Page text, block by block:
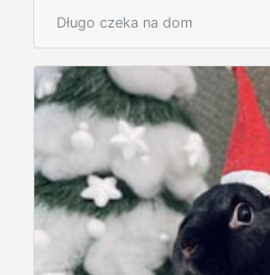
Długo czeka na dom